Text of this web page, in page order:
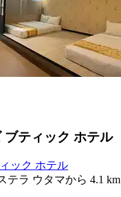
ブティック ホテル
ック ホテル
テラ ウタマから 4.1 km